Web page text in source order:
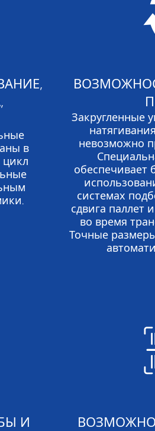
в
Закругленные
невозможно
обеспечивает
системах
сдвига паллет
во время
Точные
И